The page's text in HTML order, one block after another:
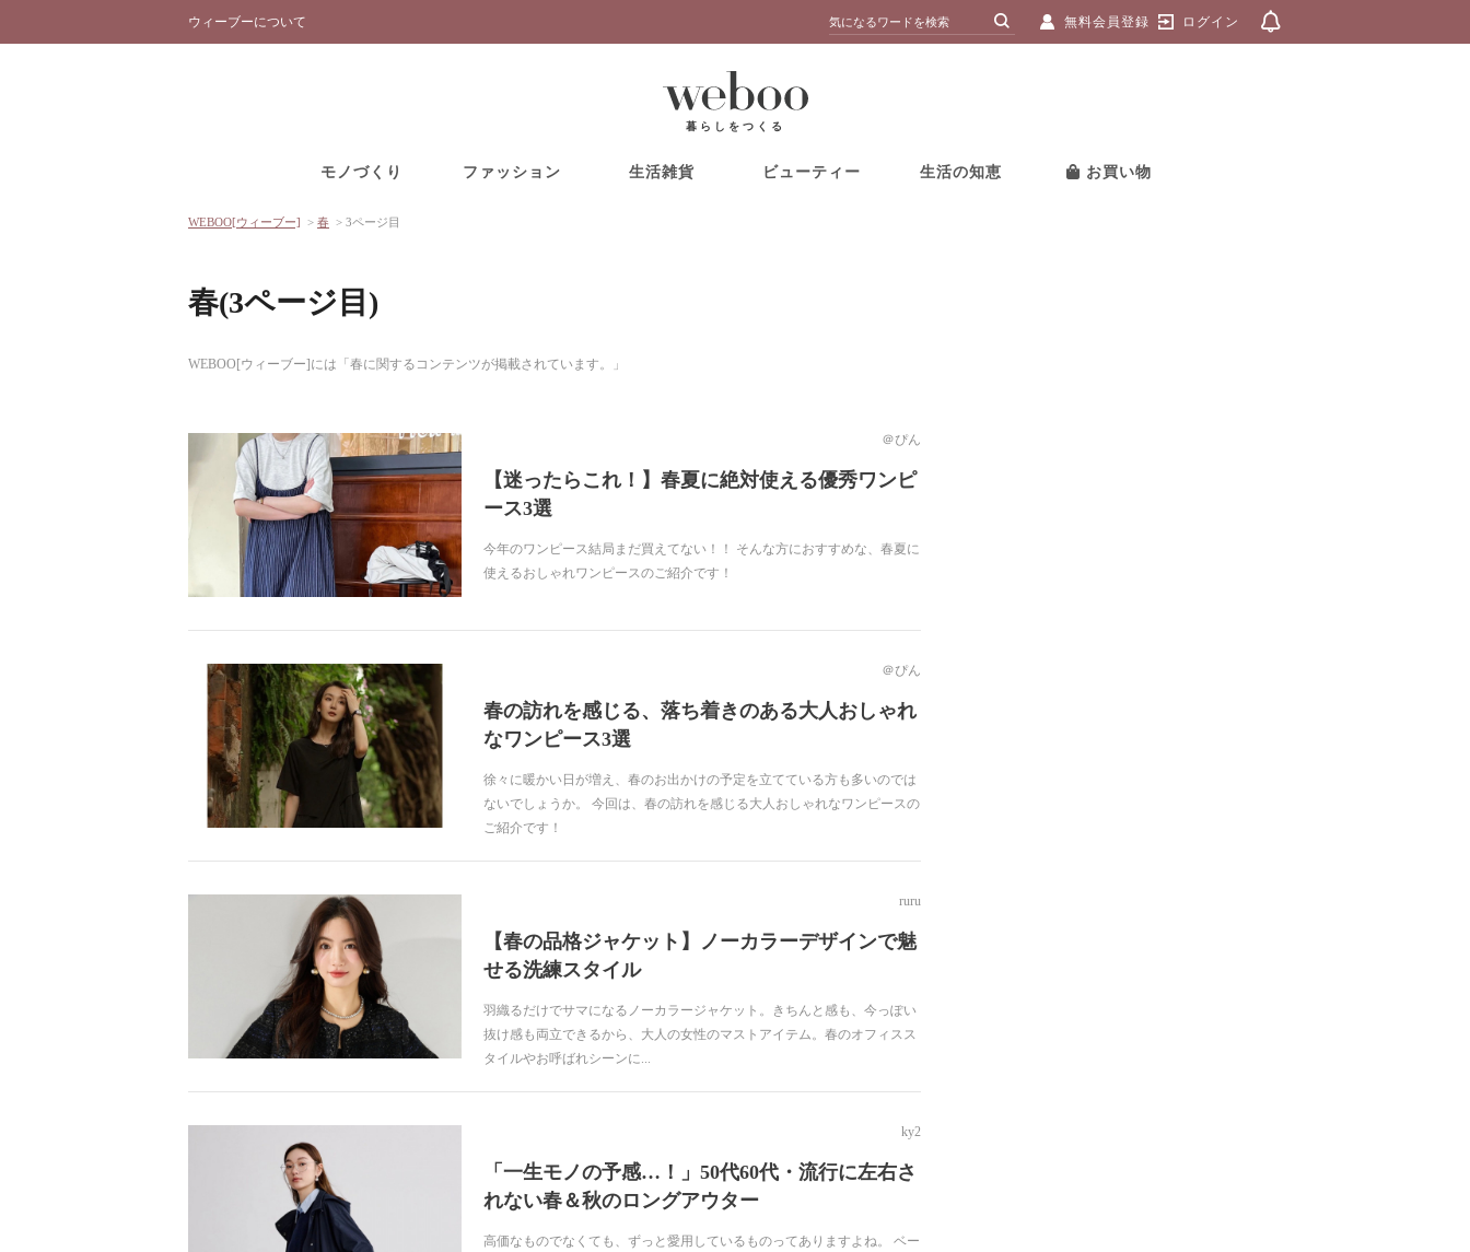
ウィーブーについて 無料会員登録 ログイン
暮らしをつくる
モノづくり ファッション 生活雑貨 ビューティー 生活の知恵 お買い物
WEBOO[ウィーブー] > 春 > 3ページ目
春(3ページ目)
WEBOO[ウィーブー]には「春に関するコンテンツが掲載されています。」
＠ぴん
【迷ったらこれ！】春夏に絶対使える優秀ワンピ
ース3選
今年のワンピース結局まだ買えてない！！ そんな方におすすめな、春夏に
使えるおしゃれワンピースのご紹介です！
＠ぴん
春の訪れを感じる、落ち着きのある大人おしゃれ
なワンピース3選
徐々に暖かい日が増え、春のお出かけの予定を立てている方も多いのでは
ないでしょうか。 今回は、春の訪れを感じる大人おしゃれなワンピースの
ご紹介です！
ruru
【春の品格ジャケット】ノーカラーデザインで魅
せる洗練スタイル
羽織るだけでサマになるノーカラージャケット。きちんと感も、今っぽい
抜け感も両立できるから、大人の女性のマストアイテム。春のオフィスス
タイルやお呼ばれシーンに...
ky2
「一生モノの予感…！」50代60代・流行に左右さ
れない春＆秋のロングアウター
高価なものでなくても、ずっと愛用しているものってありますよね。 ベー